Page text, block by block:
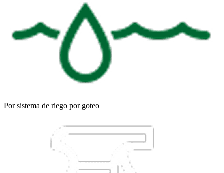
Por sistema de riego por goteo